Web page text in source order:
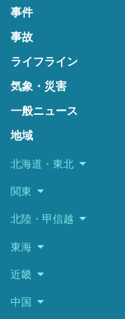
事件
事故
ライフライン
気象・災害
一般ニュース
地域
北海道・東北
関東
北陸・甲信越
東海
近畿
中国